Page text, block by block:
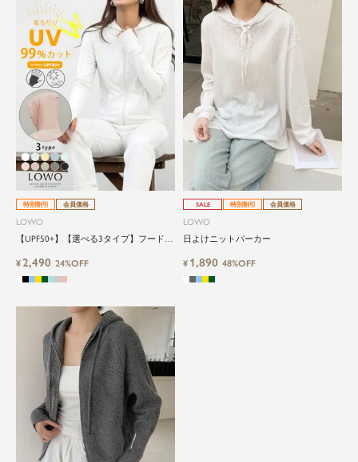
特別割引 会員価格
LOWO
【UPF50+】【選べる3タイプ】フード付
¥2,490 24%OFF
SALE 特別割引 会員価格
LOWO
日よけニットパーカー
¥ 1,890 48%OFF